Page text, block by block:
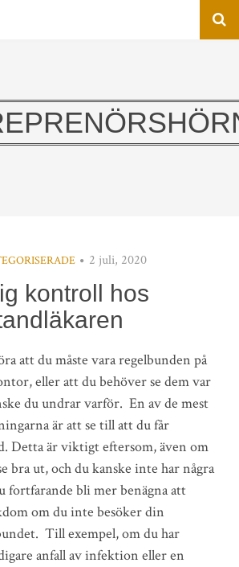
2 juli, 2020
kontroll hos
att du måste vara regelbunden på
eller att du behöver se dem var
du undrar varför. En av de mest
är att se till att du får
Detta är viktigt eftersom, även om
bra ut, och du kanske inte har några
fortfarande bli mer benägna att
om du inte besöker din
Till exempel, om du har
anfall av infektion eller en